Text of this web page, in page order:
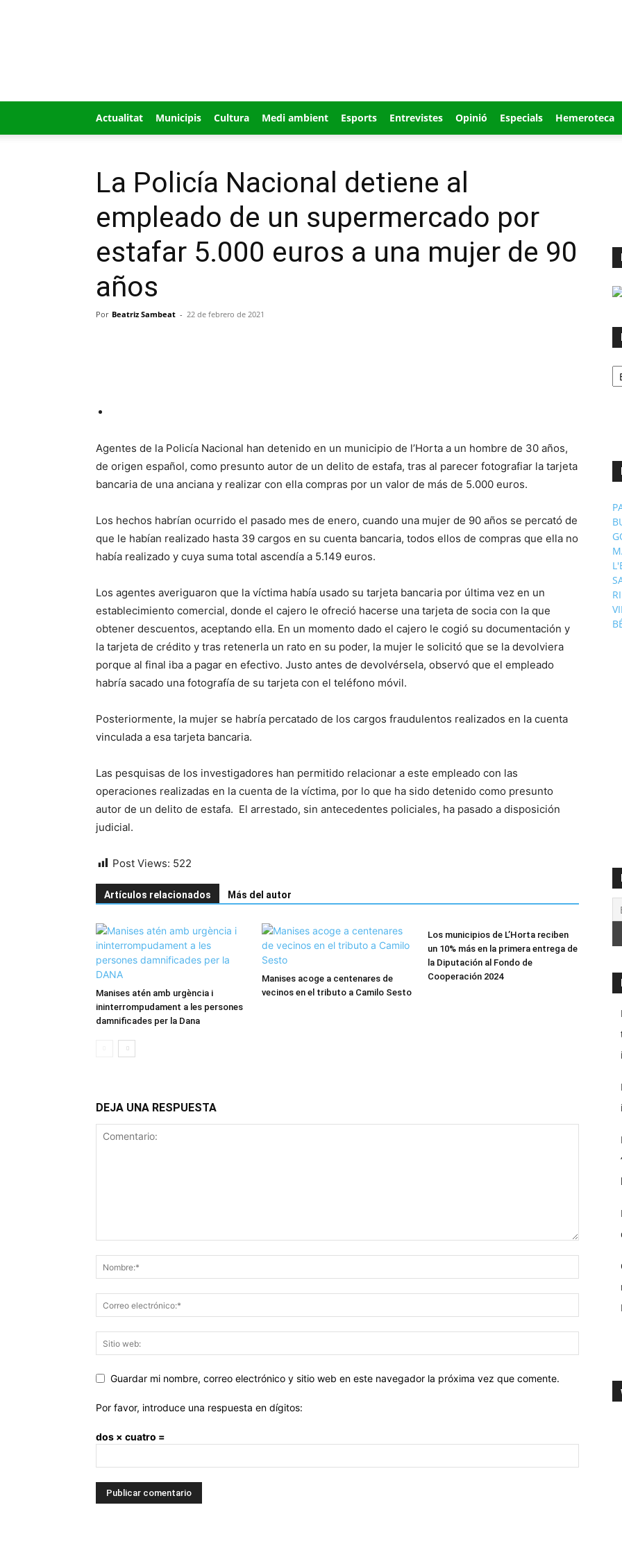
Actualitat Municipis Cultura Medi ambient Esports Entrevistes Opinió Especials Hemeroteca
La Policía Nacional detiene al
empleado de un supermercado por
estafar 5.000 euros a una mujer de 90
años
Por Beatriz Sambeat - 22 de febrero de 2021
Agentes de la Policía Nacional han detenido en un municipio de l’Horta a un hombre de 30 años,
de origen español, como presunto autor de un delito de estafa, tras al parecer fotografiar la tarjeta
bancaria de una anciana y realizar con ella compras por un valor de más de 5.000 euros.
Los hechos habrían ocurrido el pasado mes de enero, cuando una mujer de 90 años se percató de
que le habían realizado hasta 39 cargos en su cuenta bancaria, todos ellos de compras que ella no
había realizado y cuya suma total ascendía a 5.149 euros.
Los agentes averiguaron que la víctima había usado su tarjeta bancaria por última vez en un
establecimiento comercial, donde el cajero le ofreció hacerse una tarjeta de socia con la que
obtener descuentos, aceptando ella. En un momento dado el cajero le cogió su documentación y
la tarjeta de crédito y tras retenerla un rato en su poder, la mujer le solicitó que se la devolviera
porque al final iba a pagar en efectivo. Justo antes de devolvérsela, observó que el empleado
habría sacado una fotografía de su tarjeta con el teléfono móvil.
Posteriormente, la mujer se habría percatado de los cargos fraudulentos realizados en la cuenta
vinculada a esa tarjeta bancaria.
Las pesquisas de los investigadores han permitido relacionar a este empleado con las
operaciones realizadas en la cuenta de la víctima, por lo que ha sido detenido como presunto
autor de un delito de estafa. El arrestado, sin antecedentes policiales, ha pasado a disposición
judicial.
Post Views: 522
Artículos relacionados Más del autor
Manises atén amb urgència i
ininterrompudament a les persones
damnificades per la Dana
Manises acoge a centenares de
vecinos en el tributo a Camilo Sesto
Los municipios de L’Horta reciben
un 10% más en la primera entrega de
la Diputación al Fondo de
Cooperación 2024
DEJA UNA RESPUESTA
Guardar mi nombre, correo electrónico y sitio web en este navegador la próxima vez que comente.
Por favor, introduce una respuesta en dígitos:
dos × cuatro =